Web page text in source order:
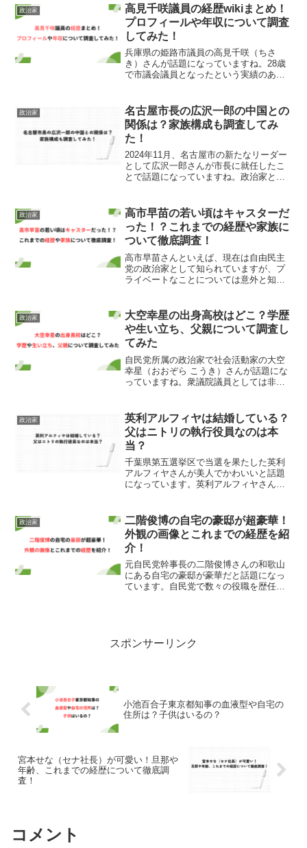
政治家
高見千咲議員の経歴wikiまとめ！
プロフィールや年収について調査
してみた！
兵庫県の姫路市議員の高見千咲（ちさ
き）さんが話題になっていますね。28歳
で市議会議員となったという実績のある
見千咲さんの経歴を調査してまとめてみ
ましたので紹介していき...
政治家
名古屋市長の広沢一郎の中国との
関係は？家族構成も調査してみ
た！
2024年11月、名古屋市の新たなリーダー
として広沢一郎さんが市長に就任したこ
とで話題になっていますね。政治家とい
一郎さんですが、中国との関係や家族の
ことについて気にな...
政治家
高市早苗の若い頃はキャスターだ
った！？これまでの経歴や家族に
ついて徹底調査！
高市早苗さんといえば、現在は自由民主
党の政治家として知られていますが、プ
ライベートなことについては意外と知ら
印象ですが、これまでの経歴やご家族に
ついても知らない方がほと...
政治家
大空幸星の出身高校はどこ？学歴
や生い立ち、父親について調査し
てみた
自民党所属の政治家で社会活動家の大空
幸星（おおぞら こうき）さんが話題にな
っていますね。衆議院議員としては非常
なりのイケメンで話題になるのも納得で
すね！そんな大空幸星さ...
政治家
英利アルフィヤは結婚している？
父はニトリの執行役員なのは本
当？
千葉県第五選挙区で当選を果たした英利
アルフィヤさんが美人でかわいいと話題
になっています。英利アルフィヤさんは
ではかなり若い方で、見た目も美人なの
で話題になるのも納...
政治家
二階俊博の自宅の豪邸が超豪華！
外観の画像とこれまでの経歴を紹
介！
元自民党幹事長の二階俊博さんの和歌山
にある自宅の豪邸が豪華だと話題になっ
ています。自民党で数々の役職を歴任し
スポンサーリンク
小池百合子東京都知事の血液型や自宅の
住所は？子供はいるの？
宮本せな（セナ社長）が可愛い！旦那や
年齢、これまでの経歴について徹底調
査！
コメント